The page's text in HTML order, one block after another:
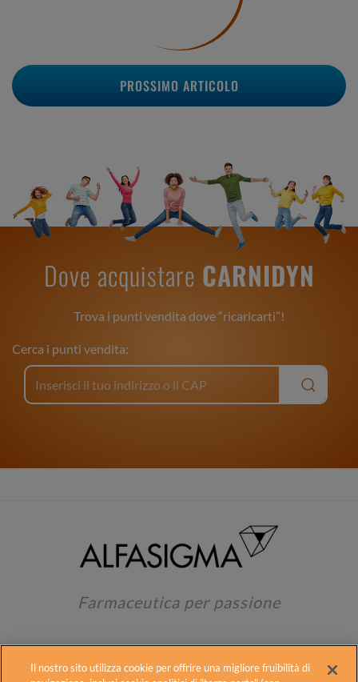
PROSSIMO ARTICOLO
Dove acquistare CARNIDYN
Trova i punti vendita dove “ricaricarti”!
Cerca i punti vendita:
Farmaceutica per passione
Il nostro sito utilizza cookie per offrire una migliore fruibilità di